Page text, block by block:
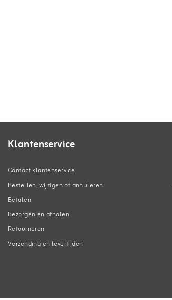
Klantenservice
Contact klantenservice
Bestellen, wijzigen of annuleren
Betalen
Bezorgen en afhalen
Retourneren
Verzending en levertijden